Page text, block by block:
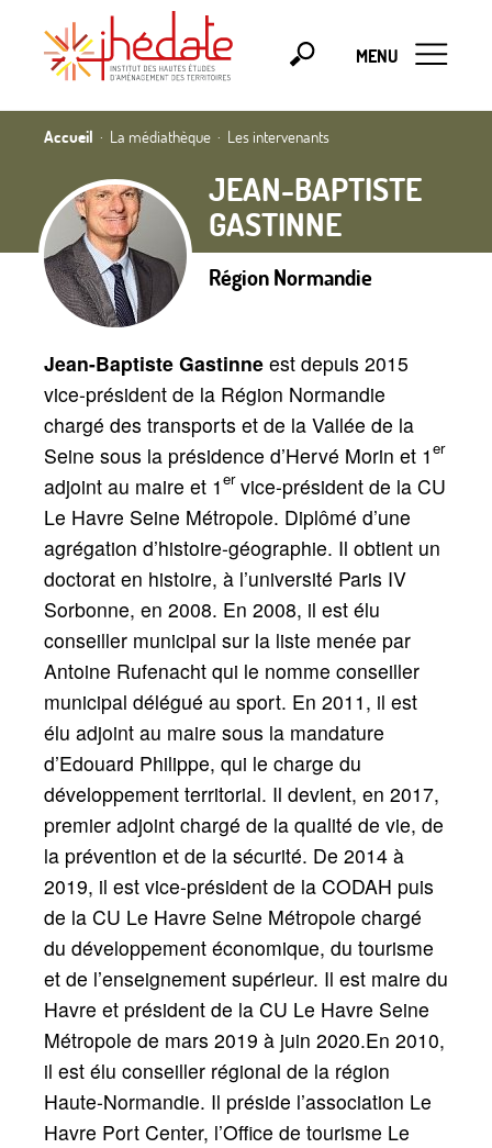
MENU
Accueil La médiathèque Les intervenants
JEAN-BAPTISTE
GASTINNE
Région Normandie
Jean-Baptiste Gastinne est depuis 2015
vice-président de la Région Normandie
chargé des transports et de la Vallée de la
Seine sous la présidence d’Hervé Morin et 1er
adjoint au maire et 1ervice-président de la CU
Le Havre Seine Métropole. Diplômé d’une
agrégation d’histoire-géographie. Il obtient un
doctorat en histoire, à l’université Paris IV
Sorbonne, en 2008. En 2008, il est élu
conseiller municipal sur la liste menée par
Antoine Rufenacht qui le nomme conseiller
municipal délégué au sport. En 2011, il est
élu adjoint au maire sous la mandature
d’Edouard Philippe, qui le charge du
développement territorial. Il devient, en 2017,
premier adjoint chargé de la qualité de vie, de
la prévention et de la sécurité. De 2014 à
2019, il est vice-président de la CODAH puis
de la CU Le Havre Seine Métropole chargé
du développement économique, du tourisme
et de l’enseignement supérieur. Il est maire du
Havre et président de la CU Le Havre Seine
Métropole de mars 2019 à juin 2020.En 2010,
il est élu conseiller régional de la région
Haute-Normandie. Il préside l’association Le
Havre Port Center, l’Office de tourisme Le